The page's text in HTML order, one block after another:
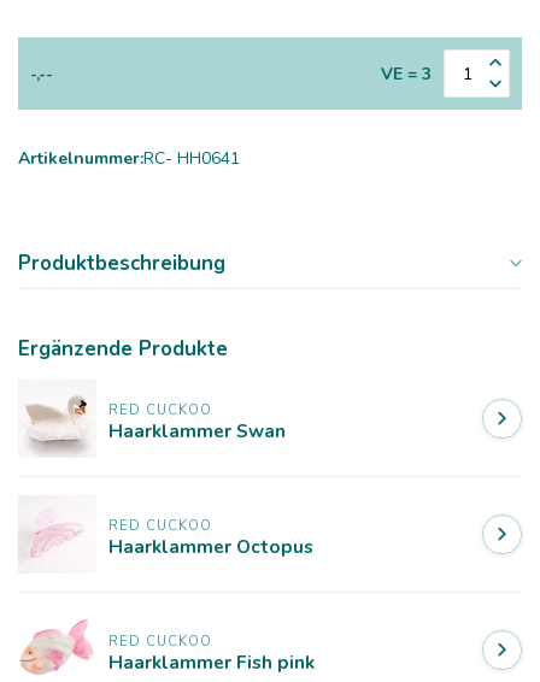
-,-- VE = 3
Artikelnummer:RC- HH0641
Produktbeschreibung
Ergänzende Produkte
RED CUCKOO
Haarklammer Swan
RED CUCKOO
Haarklammer Octopus
RED CUCKOO
Haarklammer Fish pink